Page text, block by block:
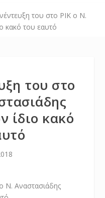
του στο ΡΙΚ ο Ν.
κακό του εαυτό
του στο
ίδιο κακό